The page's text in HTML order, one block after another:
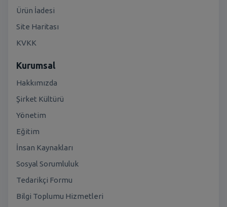
Ürün İadesi
Site Haritası
KVKK
Kurumsal
Hakkımızda
Şirket Kültürü
Yönetim
Eğitim
İnsan Kaynakları
Sosyal Sorumluluk
Tedarikçi Formu
Bilgi Toplumu Hizmetleri